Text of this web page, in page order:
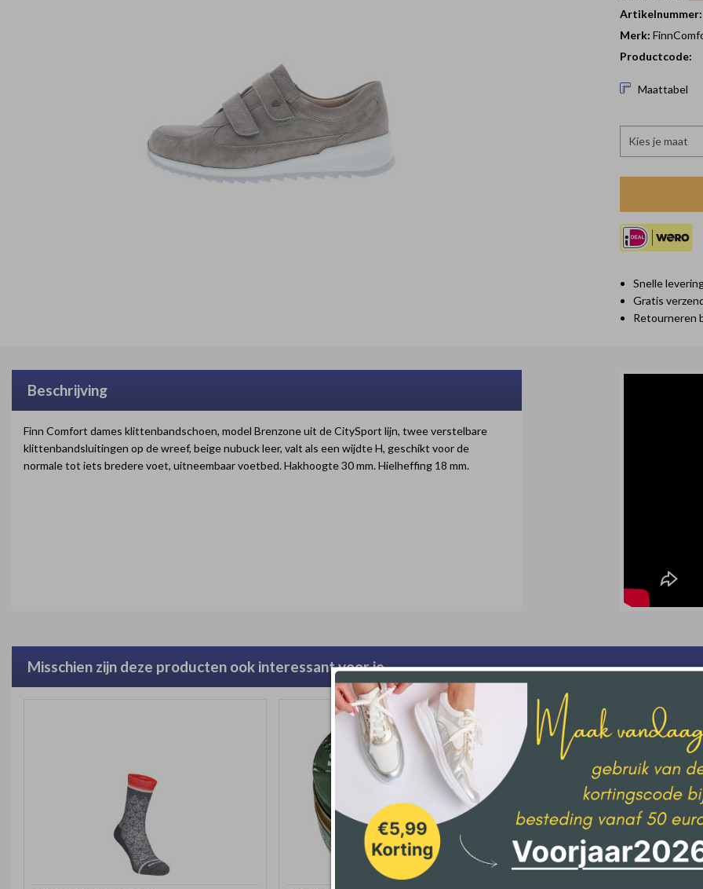
Artikelnummer:
Merk:
Productcode:
Maattabel
Kies je maat
Snelle
Gratis
Retourneren
Beschrijving
Finn Comfort dames klittenbandschoen, model Brenzone uit de CitySport lijn, twee verstelbare
klittenbandsluitingen op de wreef, beige nubuck leer, valt als een wijdte H, geschikt voor de
normale tot iets bredere voet, uitneembaar voetbed. Hakhoogte 30 mm. Hielheffing 18 mm.
Misschien zijn deze producten ook interessant voor je